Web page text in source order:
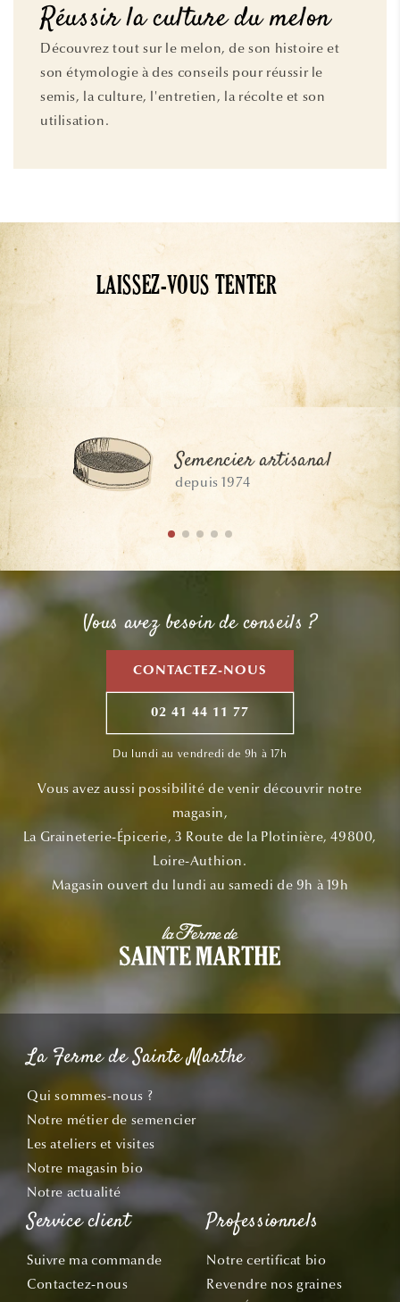
Réussir la culture du melon
Découvrez tout sur le melon, de son histoire et
son étymologie à des conseils pour réussir le
semis, la culture, l'entretien, la récolte et son
utilisation.
LAISSEZ-VOUS TENTER
Semencier artisanal
depuis 1974
Vous avez besoin de conseils ?
CONTACTEZ-NOUS
02 41 44 11 77
Du lundi au vendredi de 9h à 17h
Vous avez aussi possibilité de venir découvrir notre
magasin,
La Graineterie-Épicerie, 3 Route de la Plotinière, 49800,
Loire-Authion.
Magasin ouvert du lundi au samedi de 9h à 19h
La Ferme de Sainte Marthe
Qui sommes-nous ?
Notre métier de semencier
Les ateliers et visites
Notre magasin bio
Notre actualité
Service client
Suivre ma commande
Contactez-nous
Professionnels
Notre certificat bio
Revendre nos graines